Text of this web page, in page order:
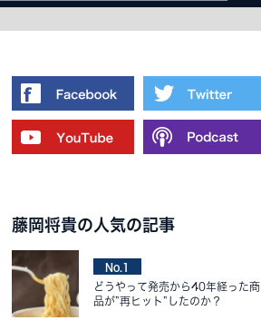
藤岡将貴の人気の記事
No.1
どうやって発売から40年経った商
品が”再ヒット”したのか？